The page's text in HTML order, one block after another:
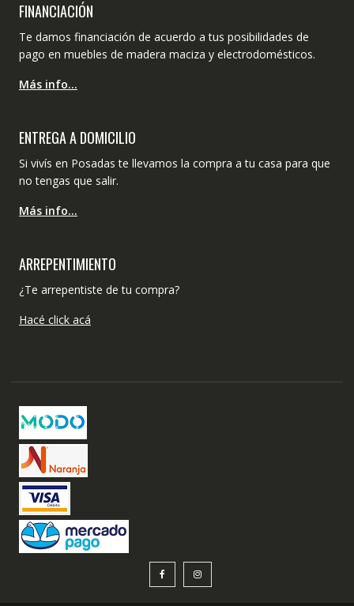
FINANCIACIÓN
Te damos financiación de acuerdo a tus posibilidades de
pago en muebles de madera maciza y electrodomésticos.
Más info…
ENTREGA A DOMICILIO
Si vivís en Posadas te llevamos la compra a tu casa para que
no tengas que salir.
Más info…
ARREPENTIMIENTO
¿Te arrepentiste de tu compra?
Hacé click acá